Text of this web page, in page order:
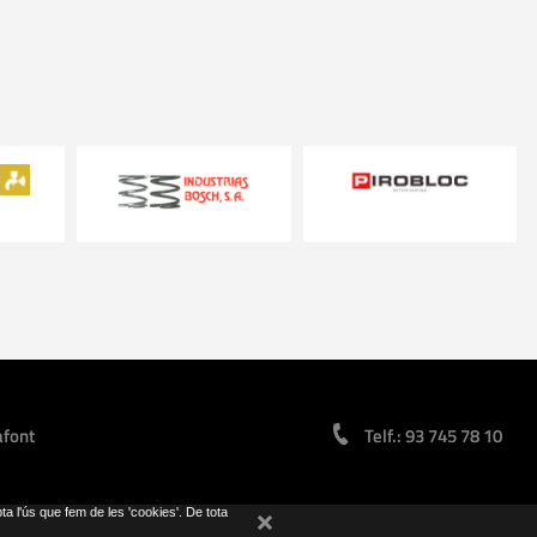
l'ús que fem de les 'cookies'. De tota
Telf.: 93 745 78 10